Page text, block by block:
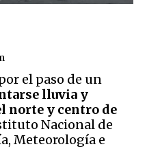
el paso de un
lluvia y
norte y centro de
Nacional de
Meteorología e